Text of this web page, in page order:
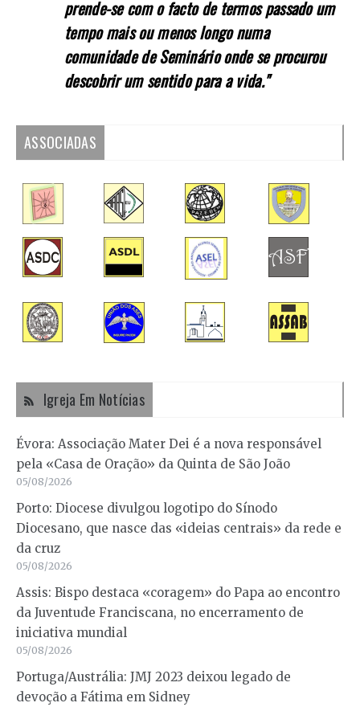
prende-se com o facto de termos passado um
tempo mais ou menos longo numa
comunidade de Seminário onde se procurou
descobrir um sentido para a vida."
ASSOCIADAS
Igreja Em Notícias
Évora: Associação Mater Dei é a nova responsável
pela «Casa de Oração» da Quinta de São João
05/08/2026
Porto: Diocese divulgou logotipo do Sínodo
Diocesano, que nasce das «ideias centrais» da rede e
da cruz
05/08/2026
Assis: Bispo destaca «coragem» do Papa ao encontro
da Juventude Franciscana, no encerramento de
iniciativa mundial
05/08/2026
Portuga/Austrália: JMJ 2023 deixou legado de
devoção a Fátima em Sidney